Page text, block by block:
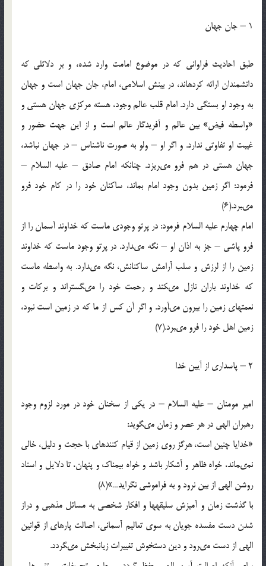
1 – جان جهان
طبق احاديث فراوانى كه در موضوع امامت وارد شده، و بر دلائلى كه
دانشمندان ارائه كرده‏اند، در بينش اسلامى، امام، جان جهان است و جهان
به وجود او بستگى دارد. امام قلب عالم وجود، هسته مركزى جهان هستى و
«واسطه فيض» بين عالم و آفريدگار عالم است و از اين جهت حضور و
غيبت او تفاوتى ندارد. و اگر او – ولو به صورت ناشناس – در جهان نباشد،
جهان هستى در هم فرو مى‏ريزد. چنانكه امام صادق – عليه السلام –
فرمود: اگر زمين بدون وجود امام بماند، ساكنان خود را در كام خود فرو
مى‏برد.(6)
امام چهارم علیه السلام فرمود: در پرتو وجودی ماست كه خداوند آسمان را از
فرو پاشى – جز به اذان او – نگه مى‏دارد. در پرتو وجود ماست كه خداوند
زمين را از لرزش و سلب آرامش ساكنانش، نگه مى‏دارد. به واسطه ماست
كه خداوند باران نازل مى‏كند و رحمت خود را مى‏گستراند و بركات و
نعمتهاى زمين را بيرون مى‏آورد. و اگر آن كس از ما كه در زمين است نبود،
زمين اهل خود را فرو مى‏برد.(7)
2 – پاسدارى از آيين خدا
امير مومنان – عليه السلام – در يكى از سخنان خود در مورد لزوم وجود
رهبران الهى در هر عصر و زمان مى‏گويد:
«خدايا چنين است، هرگز روى زمين از قيام كننده‏اى با حجت و دليل، خالى
نمى‏ماند، خواه ظاهر و آشكار باشد و خواه بيمناك و پنهان، تا دلایل و اسناد
روشن الهى از بين نرود و به فراموشى نگرايد…»(8)
با گذشت زمان و آميزش سليقه‏ها و افكار شخصى به مسائل مذهبى و دراز
شدن دست مفسده جويان به سوى تعاليم آسمانى، اصالت پاره‏اى از قوانين
الهى از دست مى‏رود و دين دستخوش تغييرات زيانبخش مى‏گردد.